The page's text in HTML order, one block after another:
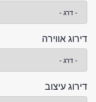
דירוג אווירה
דירוג עיצוב